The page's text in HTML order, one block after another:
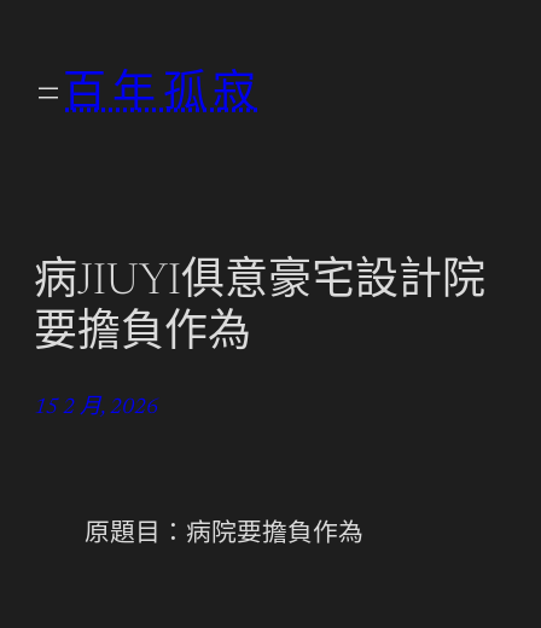
百年孤寂
病JIUYI俱意豪宅設計院
要擔負作為
15 2 月, 2026
原題目：病院要擔負作為